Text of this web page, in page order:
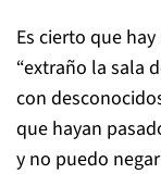
Es cierto que
“extraño la sala
con
que hayan
y no puedo